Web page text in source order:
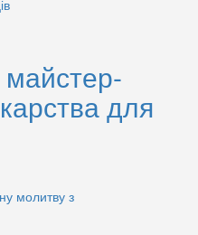
майстер-
для